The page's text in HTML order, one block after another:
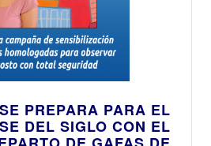
PREPARA PARA EL
DEL SIGLO CON EL